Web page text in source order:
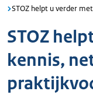
STOZ helpt u verder
STOZ
kennis,